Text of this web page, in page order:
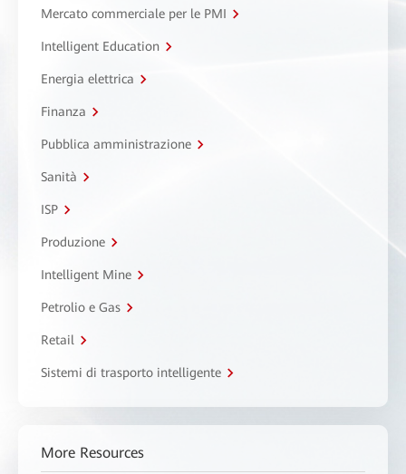
Mercato commerciale per le PMI
Intelligent Education
Energia elettrica
Finanza
Pubblica amministrazione
Sanità
ISP
Produzione
Intelligent Mine
Petrolio e Gas
Retail
Sistemi di trasporto intelligente
More Resources